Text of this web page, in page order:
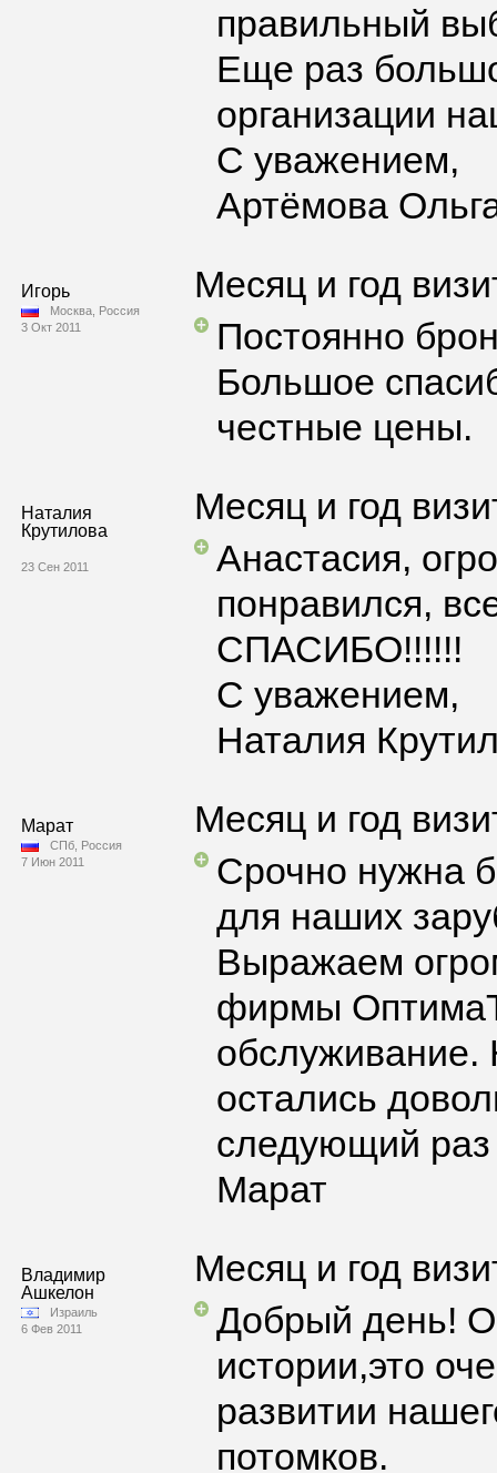
правильный
Еще раз
организации
С уважением,
Артёмова
Игорь
Москва, Россия
3 Окт 2011
Месяц и год
Постоянно
Большое
честные цены.
Наталия
Крутилова
23 Сен 2011
Месяц и год
Анастасия,
понравился,
СПАСИБО!!!!!!
С уважением,
Наталия
Марат
СПб, Россия
7 Июн 2011
Месяц и год
Срочно нужна
для наших
Выражаем
фирмы
обслуживание.
остались
следующий
Марат
Владимир
Ашкелон
Израиль
6 Фев 2011
Месяц и год
Добрый день!
истории,это
развитии
потомков.